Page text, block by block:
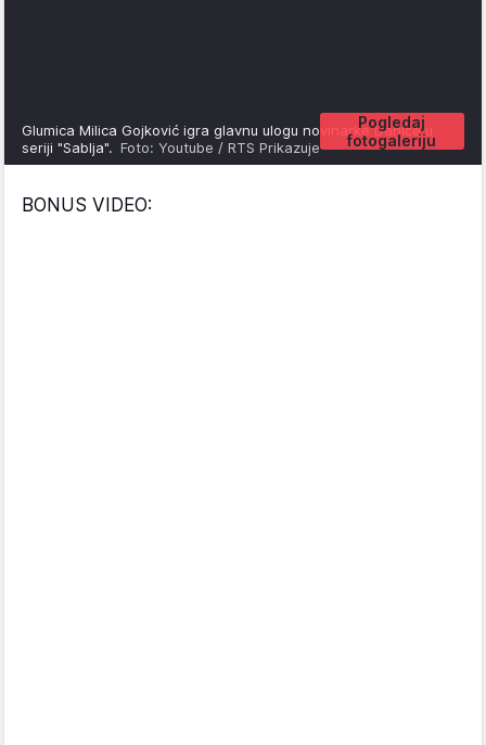
Pogledaj
fotogaleriju
Glumica Milica Gojković igra glavnu ulogu novinarke Danice u
seriji "Sablja". Foto: Youtube / RTS Prikazuje
BONUS VIDEO: